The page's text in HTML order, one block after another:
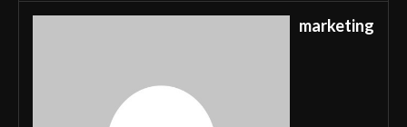
marketing